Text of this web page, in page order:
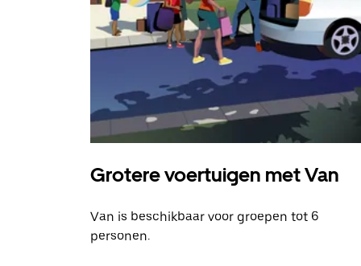
Grotere voertuigen met Van
Van is beschikbaar voor groepen tot 6
personen.